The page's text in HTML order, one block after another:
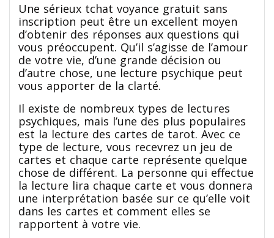
Une sérieux tchat voyance gratuit sans
inscription peut être un excellent moyen
d’obtenir des réponses aux questions qui
vous préoccupent. Qu’il s’agisse de l’amour
de votre vie, d’une grande décision ou
d’autre chose, une lecture psychique peut
vous apporter de la clarté.
Il existe de nombreux types de lectures
psychiques, mais l’une des plus populaires
est la lecture des cartes de tarot. Avec ce
type de lecture, vous recevrez un jeu de
cartes et chaque carte représente quelque
chose de différent. La personne qui effectue
la lecture lira chaque carte et vous donnera
une interprétation basée sur ce qu’elle voit
dans les cartes et comment elles se
rapportent à votre vie.